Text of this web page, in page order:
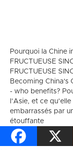
Pourquoi la Chine
FRUCTUEUSE
FRUCTUEUSE
Becoming China's
- who benefits?
l’Asie, et ce
embarrassés par
étouffante